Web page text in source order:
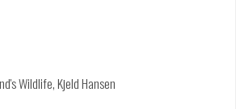
Wildlife, Kjeld Hansen